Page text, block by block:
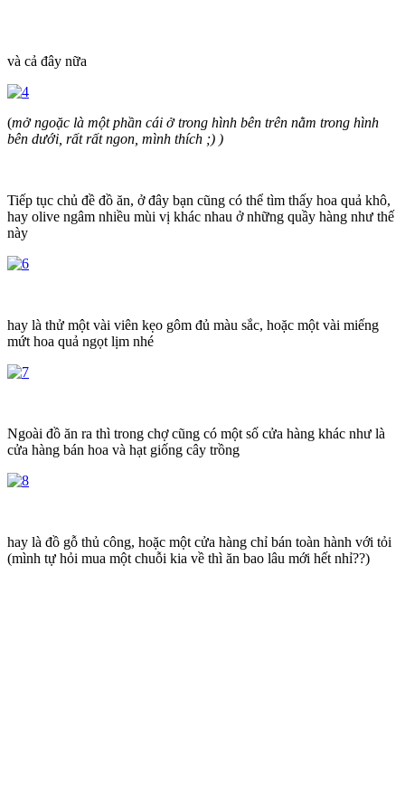
và cả đây nữa
(mở ngoặc là một phần cái ở trong hình bên trên nằm trong hình
bên dưới, rất rất ngon, mình thích ;) )
Tiếp tục chủ đề đồ ăn, ở đây bạn cũng có thể tìm thấy hoa quả khô,
hay olive ngâm nhiều mùi vị khác nhau ở những quầy hàng như thế
này
hay là thử một vài viên kẹo gôm đủ màu sắc, hoặc một vài miếng
mứt hoa quả ngọt lịm nhé
Ngoài đồ ăn ra thì trong chợ cũng có một số cửa hàng khác như là
cửa hàng bán hoa và hạt giống cây trồng
hay là đồ gỗ thủ công, hoặc một cửa hàng chỉ bán toàn hành với tỏi
(mình tự hỏi mua một chuỗi kia về thì ăn bao lâu mới hết nhỉ??)